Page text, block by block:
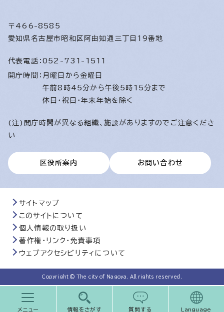
メニュー 情報をさがす 質問する Language
〒466-8585
愛知県名古屋市昭和区阿由知通三丁目19番地
代表電話： 052-731-1511
開庁時間： 月曜日から金曜日
午前8時45分から午後5時15分まで
休日・祝日・年末年始を除く
(注)開庁時間が異なる組織、施設がありますのでご注意くださ
い
区役所案内 お問い合わせ
サイトマップ
このサイトについて
個人情報の取り扱い
著作権・リンク・免責事項
ウェブアクセシビリティについて
Copyright © The city of Nagoya. All rights reserved.